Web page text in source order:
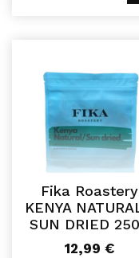
Fika Roastery
KENYA
SUN DRIED
12,99 €